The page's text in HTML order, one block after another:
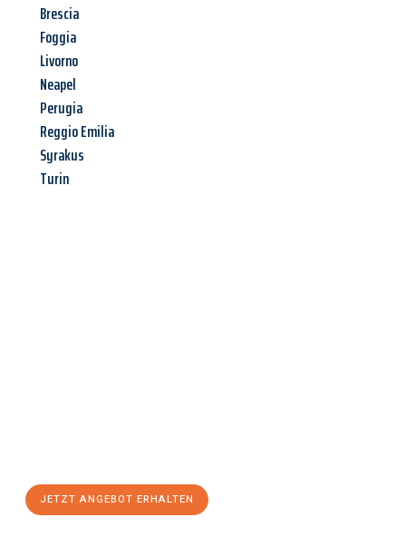
Brescia
Foggia
Livorno
Neapel
Perugia
Reggio Emilia
Syrakus
Turin
JETZT ANGEBOT ERHALTEN